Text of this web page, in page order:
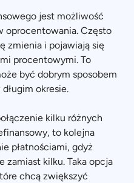
jest możliwość
oprocentowania. Często
zmienia i pojawiają się
procentowymi. To
być dobrym sposobem
okresie.
kilku różnych
to kolejna
płatnościami, gdyż
zamiast kilku. Taka opcja
chcą zwiększyć